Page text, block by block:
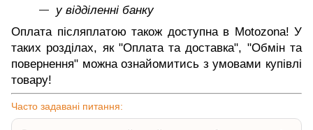
у відділенні банку
Оплата післяплатою також доступна в Motozona! У
таких розділах, як "Оплата та доставка", "Обмін та
повернення" можна ознайомитись з умовами купівлі
товару!
Часто задавані питання: